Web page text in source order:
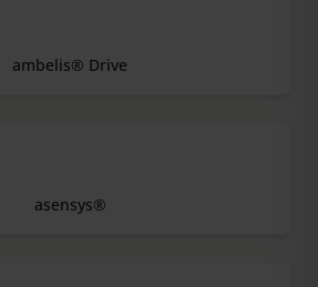
ambelis® Drive
asensys®